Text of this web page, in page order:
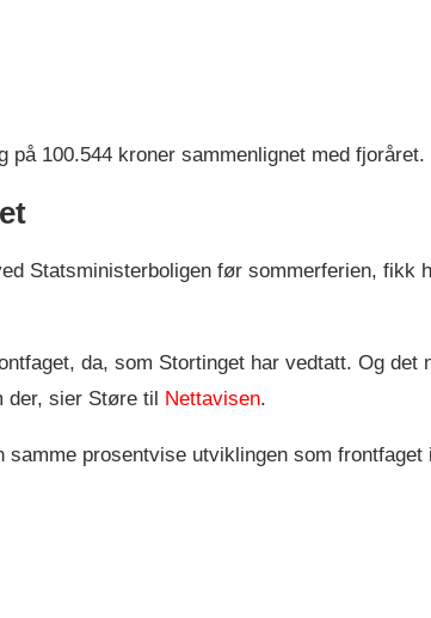
100.544 kroner sammenlignet med fjoråret.
Statsministerboligen før sommerferien, fikk
da, som Stortinget har vedtatt. Og det
der, sier Støre til Nettavisen.
prosentvise utviklingen som frontfaget